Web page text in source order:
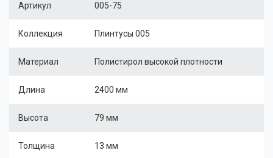
Артикул 005-75
Коллекция Плинтусы 005
Материал Полистирол высокой плотности
Длина 2400 мм
Высота 79 мм
Толщина 13 мм